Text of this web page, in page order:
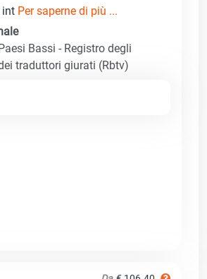
int Per saperne di più ...
Bassi - Registro degli
traduttori giurati (Rbtv)